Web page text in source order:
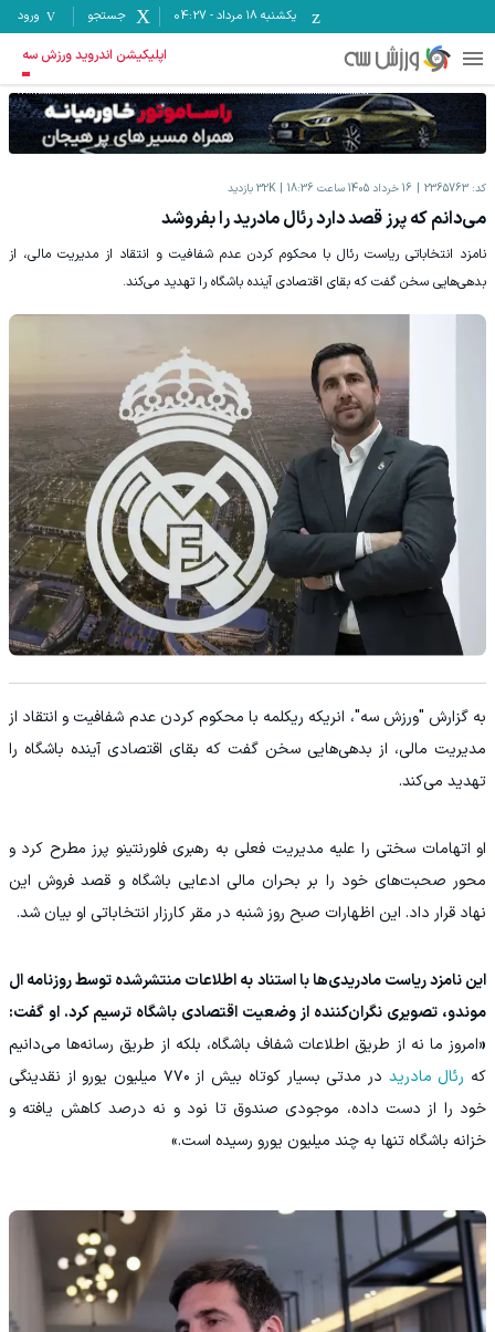
یکشنبه ۱۸ مرداد -
04:27 جستجو ورود
اپلیکیشن اندروید ورزش سه
کد: 2365763 16 خرداد 1405 ساعت 18:36 32K بازدید
می‌دانم که پرز قصد دارد رئال مادرید را بفروشد
نامزد انتخاباتی ریاست رئال با محکوم کردن عدم شفافیت و انتقاد از مدیریت مالی، از
بدهی‌هایی سخن گفت که بقای اقتصادی آینده باشگاه را تهدید می‌کند.
به گزارش "ورزش سه"، انریکه ریکلمه با محکوم کردن عدم شفافیت و انتقاد از
مدیریت مالی، از بدهی‌هایی سخن گفت که بقای اقتصادی آینده باشگاه را
تهدید می‌کند.
او اتهامات سختی را علیه مدیریت فعلی به رهبری فلورنتینو پرز مطرح کرد و
محور صحبت‌های خود را بر بحران مالی ادعایی باشگاه و قصد فروش این
نهاد قرار داد. این اظهارات صبح روز شنبه در مقر کارزار انتخاباتی او بیان شد.
این نامزد ریاست مادریدی‌ها با استناد به اطلاعات منتشرشده توسط روزنامه ال
موندو، تصویری نگران‌کننده از وضعیت اقتصادی باشگاه ترسیم کرد. او گفت:
«امروز ما نه از طریق اطلاعات شفاف باشگاه، بلکه از طریق رسانه‌ها می‌دانیم
که رئال مادرید
در مدتی بسیار کوتاه بیش از ۷۷۰ میلیون یورو از نقدینگی
خود را از دست داده، موجودی صندوق تا نود و نه درصد کاهش یافته و
خزانه باشگاه تنها به چند میلیون یورو رسیده است.»